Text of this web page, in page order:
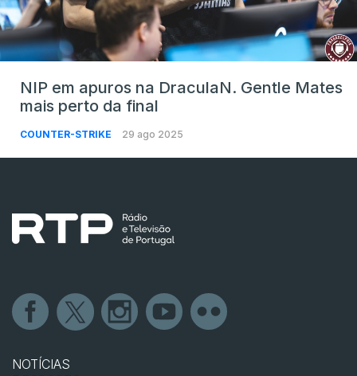
NIP em apuros na DraculaN. Gentle Mates
mais perto da final
COUNTER-STRIKE 29 ago 2025
NOTÍCIAS